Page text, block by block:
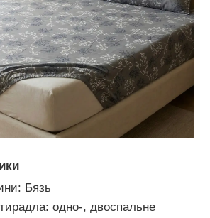
Бязь
одно-, двоспальне